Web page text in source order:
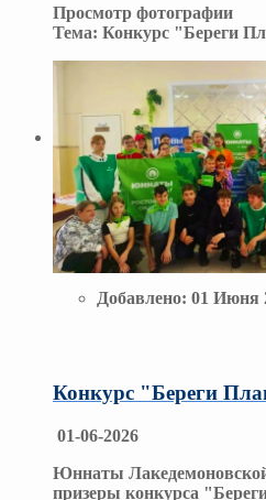
Просмотр фотографии
Тема: Конкурс "Береги
Добавлено: 01 Июня
Конкурс "Береги
01-06-2026
Юннаты
призеры конкурса